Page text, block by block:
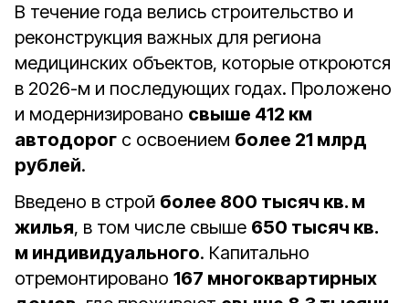
В течение года велись строительство и
реконструкция важных для региона
медицинских объектов, которые откроются
в 2026-м и последующих годах. Проложено
и модернизировано свыше 412 км
автодорог с освоением более 21 млрд
рублей.
Введено в строй более 800 тысяч кв. м
жилья, в том числе свыше 650 тысяч кв.
м индивидуального. Капитально
отремонтировано 167 многоквартирных